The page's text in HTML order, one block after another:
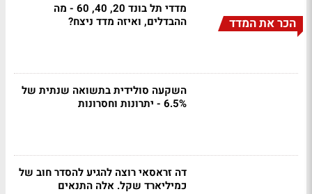
הכר את המדד
מדדי תל בונד 20, 40, 60 - מה
ההבדלים, ואיזה מדד ניצח?
השקעה סולידית בתשואה שנתית של
6.5% - יתרונות וחסרונות
דה זראסאי רוצה להגיע להסדר חוב של
כמיליארד שקל. אלה התנאים